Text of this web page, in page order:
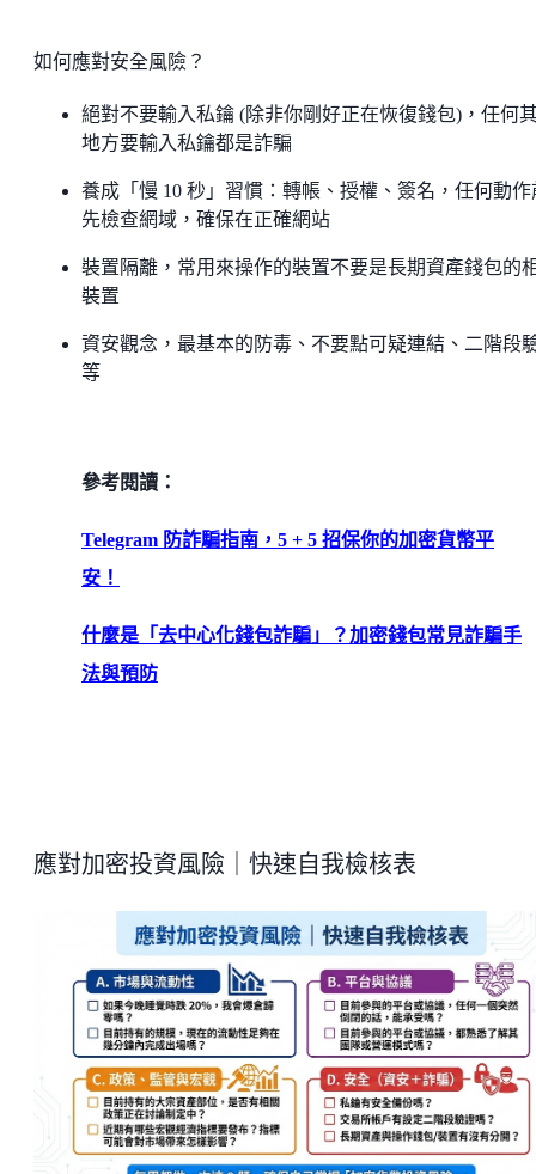
如何應對安全風險？
絕對不要輸入私鑰 (除非你剛好正在恢復錢包)，任何
地方要輸入私鑰都是詐騙
養成「慢 10 秒」習慣：轉帳、授權、簽名，任何動作
先檢查網域，確保在正確網站
裝置隔離，常用來操作的裝置不要是長期資產錢包的
裝置
資安觀念，最基本的防毒、不要點可疑連結、二階段
等
參考閱讀：
Telegram 防詐騙指南，5 + 5 招保你的加密貨幣平
安！
什麼是「去中心化錢包詐騙」？加密錢包常見詐騙手
法與預防
應對加密投資風險｜快速自我檢核表